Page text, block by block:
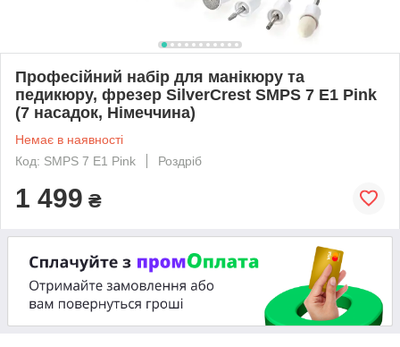
Професійний набір для манікюру та
педикюру, фрезер SilverCrest SMPS 7 E1 Pink
(7 насадок, Німеччина)
Немає в наявності
Код: SMPS 7 E1 Pink
Роздріб
1 499 ₴